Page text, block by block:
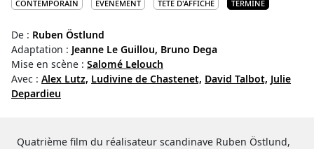
CONTEMPORAIN ÉVÉNEMENT TÊTE D'AFFICHE TERMINÉ
De : Ruben Östlund
Adaptation : Jeanne Le Guillou, Bruno Dega
Mise en scène : Salomé Lelouch
Avec : Alex Lutz, Ludivine de Chastenet, David Talbot, Julie
Depardieu
Quatrième film du réalisateur scandinave Ruben Östlund,